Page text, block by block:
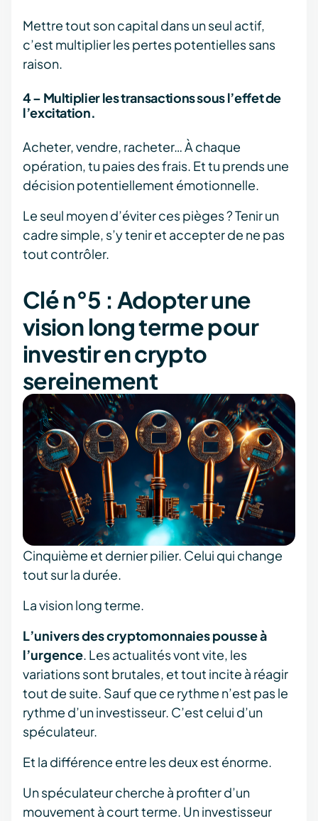
Mettre tout son capital dans un seul actif,
c’est multiplier les pertes potentielles sans
raison.
4 – Multiplier les transactions sous l’effet de
l’excitation.
Acheter, vendre, racheter… À chaque
opération, tu paies des frais. Et tu prends une
décision potentiellement émotionnelle.
Le seul moyen d’éviter ces pièges ? Tenir un
cadre simple, s’y tenir et accepter de ne pas
tout contrôler.
Clé n°5 : Adopter une
vision long terme pour
investir en crypto
sereinement
Cinquième et dernier pilier. Celui qui change
tout sur la durée.
La vision long terme.
L’univers des cryptomonnaies pousse à
l’urgence. Les actualités vont vite, les
variations sont brutales, et tout incite à réagir
tout de suite. Sauf que ce rythme n’est pas le
rythme d’un investisseur. C’est celui d’un
spéculateur.
Et la différence entre les deux est énorme.
Un spéculateur cherche à profiter d’un
mouvement à court terme. Un investisseur